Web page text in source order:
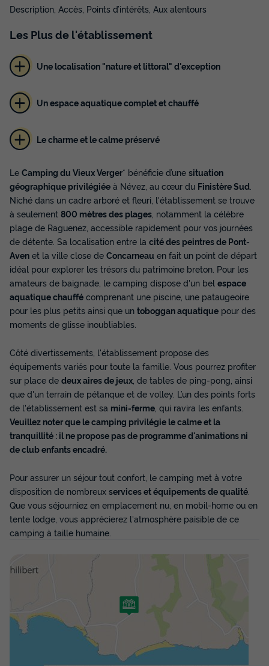
350 €
280 €
Prix de comparaison
Voir les disponibilités
MOBILHOME 4 personnes - Mobilhome
PRIVILEGE - REINETTE - 2 chambres -
DIMANCHE
Surface
25m²
Adultes
4
Chambres
2
Salle de bain
1
Cafetière Chaise longue Lave-vaisselle
Congélateur
Réfrigérateur
+ 4
MOBILHOME 4 personnes - Mobilhome PRIVILEGE -
REINETTE - 2 chambres - DIMANCHE
du10/09/2026 au 17/09/2026
Meilleur prix pour 7 nuits
Modifier les dates
385 €
308 € -20%
Voir les disponibilités
MOBILHOME 4 personnes - Mobilhome
PRIVILEGE - ELSTAR - 2 chambres -
Description, Accès, Points d’intérêts, Aux alentours
Les Plusde l'établissement
Une localisation "nature et littoral" d'exception
Un espace aquatique complet et chauffé
Le charme et le calme préservé
Le Camping du Vieux Verger* bénéficie d’une situation
géographique privilégiée à Névez, au cœur du Finistère Sud
Niché dans un cadre arboré et fleuri, l'établissement se trouve
à seulement 800 mètres des plages , notamment la célèbre
plage de Raguenez, accessible rapidement pour vos journées
de détente. Sa localisation entre la cité des peintres de Pont-
Aven et la ville close de Concarneau en fait un point de départ
idéal pour explorer les trésors du patrimoine breton. Pour les
amateurs de baignade, le camping dispose d'un bel espace
aquatique chauffé comprenant une piscine, une pataugeoire
pour les plus petits ainsi que un toboggan aquatique pour des
moments de glisse inoubliables.
Côté divertissements, l'établissement propose des
équipements variés pour toute la famille. Vous pourrez profiter
sur place de deux aires de jeux , de tables de ping-pong, ainsi
que d'un terrain de pétanque et de volley. L’un des points forts
de l'établissement est sa mini-ferme , qui ravira les enfants.
Veuillez noter que le camping privilégie le calme et la
tranquillité : il ne propose pas de programme d'animations ni
de club enfants encadré.
Pour assurer un séjour tout confort, le camping met à votre
disposition de nombreux services et équipements de qualité
Que vous séjourniez en emplacement nu, en mobil-home ou en
tente lodge, vous apprécierez l'atmosphère paisible de ce
camping à taille humaine.